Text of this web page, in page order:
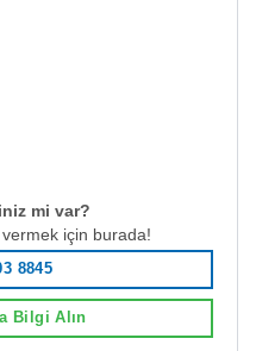
mi var?
için burada!
8845
Bilgi Alın